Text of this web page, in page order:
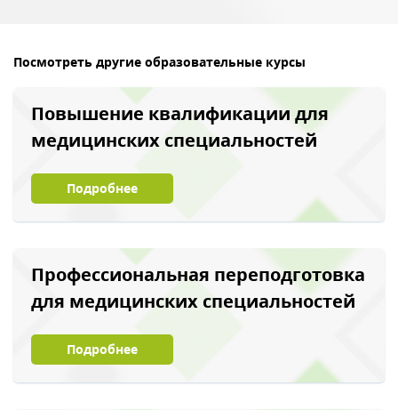
Посмотреть другие образовательные курсы
Повышение квалификации для
медицинских специальностей
Подробнее
Профессиональная переподготовка
для медицинских специальностей
Подробнее